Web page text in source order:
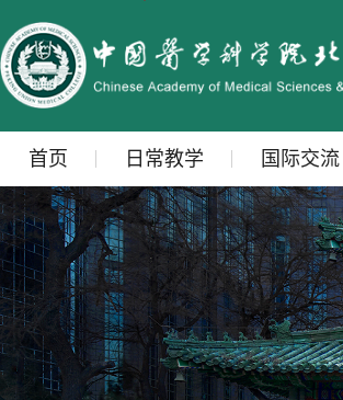
首页 日常教学 国际交流